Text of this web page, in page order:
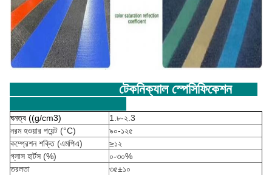
টেকনিক্যাল স্পেসিফিকেশন
ঘনত্ব ((g/cm3)
1.৮-২.3
নরম হওয়ার পয়েন্ট (°C)
৯০-১২৫
কম্প্রেশন শক্তি (এমপিএ)
≥১২
গ্লাস হার্টস (%)
০-৩০%
তরলতা
৩৫±১০